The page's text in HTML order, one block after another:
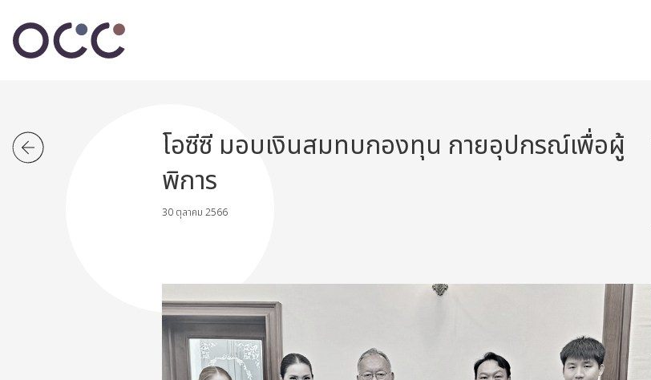
โอซีซี มอบเงินสมทบกองทุน กายอุปกรณ์เพื่อผู้
พิการ
30 ตุลาคม 2566